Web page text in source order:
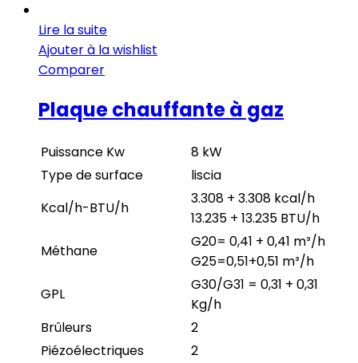
Lire la suite
Ajouter à la wishlist
Comparer
Plaque chauffante à gaz
Puissance Kw
8 kW
Type de surface
liscia
Kcal/h-BTU/h
3.308 + 3.308 kcal/h
13.235 + 13.235 BTU/h
Méthane
G20= 0,41 + 0,41 m³/h
G25=0,51+0,51 m³/h
GPL
G30/G31 = 0,31 + 0,31
Kg/h
Brûleurs
2
Piézoélectriques
2